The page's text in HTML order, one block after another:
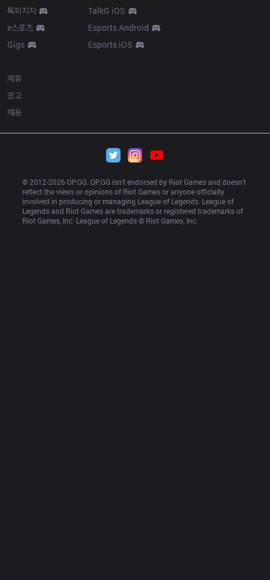
톡피지지
e스포츠
Gigs
TalkG iOS
Esports Android
Esports iOS
제휴
광고
채용
© 2012-2026 OP.GG. OP.GG isn’t endorsed by Riot Games and doesn’t
reflect the views or opinions of Riot Games or anyone officially
involved in producing or managing League of Legends. League of
Legends and Riot Games are trademarks or registered trademarks of
Riot Games, Inc. League of Legends © Riot Games, Inc.